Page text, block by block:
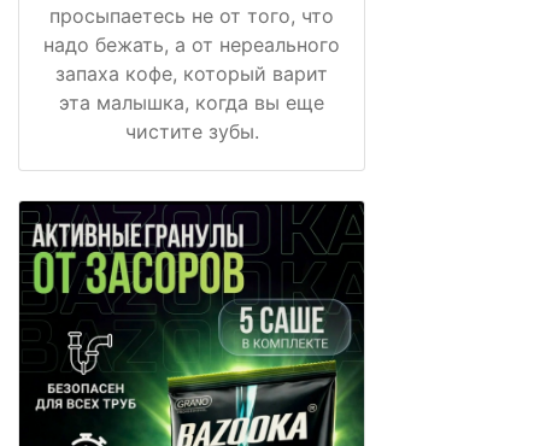
просыпаетесь не от того, что
надо бежать, а от нереального
запаха кофе, который варит
эта малышка, когда вы еще
чистите зубы.